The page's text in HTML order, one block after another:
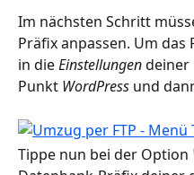
Im nächsten Schritt
Präfix anpassen. Um
in die Einstellungen deiner
Punkt WordPress und
Tippe nun bei der Option